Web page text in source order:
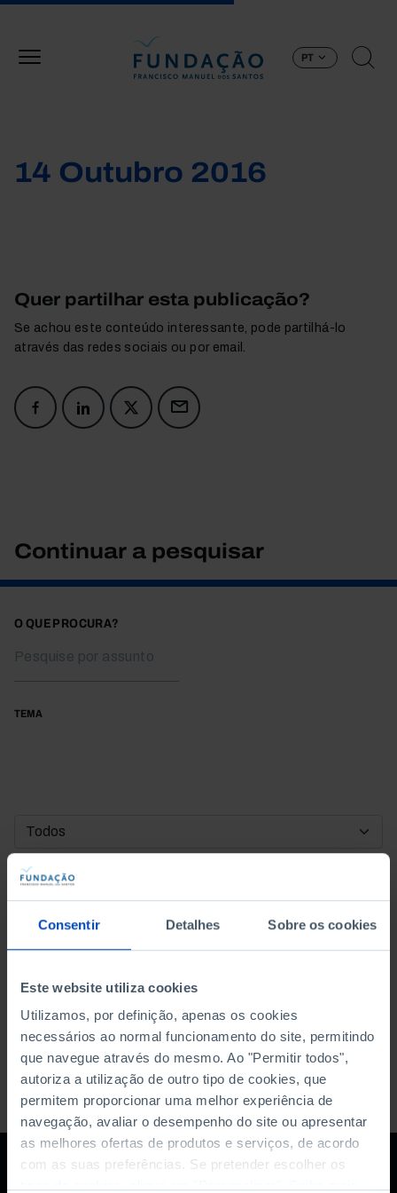
Consentir Detalhes Sobre os cookies
Este website utiliza cookies
Utilizamos, por definição, apenas os cookies
necessários ao normal funcionamento do site, permitindo
que navegue através do mesmo. Ao "Permitir todos",
autoriza a utilização de outro tipo de cookies, que
permitem proporcionar uma melhor experiência de
navegação, avaliar o desempenho do site ou apresentar
as melhores ofertas de produtos e serviços, de acordo
com as suas preferências. Se pretender escolher os
PT
14 Outubro 2016
Quer partilhar esta publicação?
Se achou este conteúdo interessante, pode partilhá-lo
através das redes sociais ou por email.
Continuar a pesquisar
O QUE PROCURA?
TEMA
DATA DE INÍCIO
DATA DE FIM